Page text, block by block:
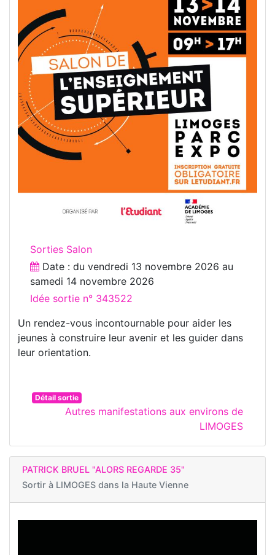
Sorties Salon
Date : du vendredi 13 novembre 2026 au
samedi 14 novembre 2026
Idée sortie n° 343522
Un rendez-vous incontournable pour aider les
jeunes à construire leur avenir et les guider dans
leur orientation.
Détail sortie
Autres manifestations aux environs de
LIMOGES
PATRICK BRUEL "ALORS REGARDE 35"
Sortir à LIMOGES dans la Haute Vienne